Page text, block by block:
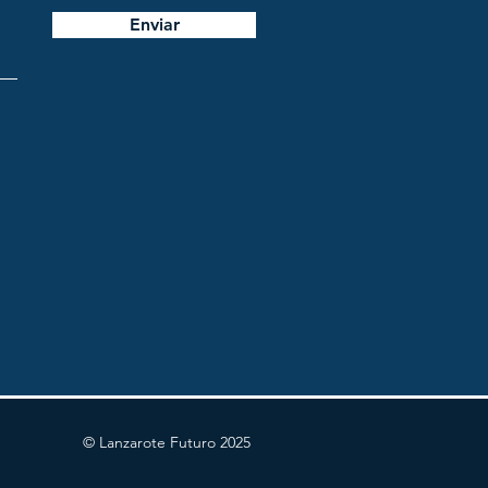
Enviar
© Lanzarote Futuro 2025